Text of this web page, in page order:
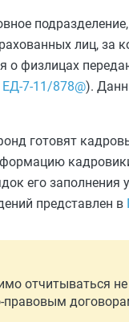
лиц, за
о физлицах
7-11/878@).
готовят
его
представлен в
отчитываться
правовым